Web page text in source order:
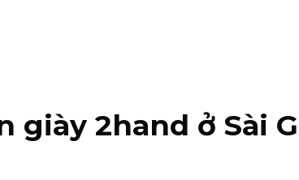
giày 2hand ở Sài